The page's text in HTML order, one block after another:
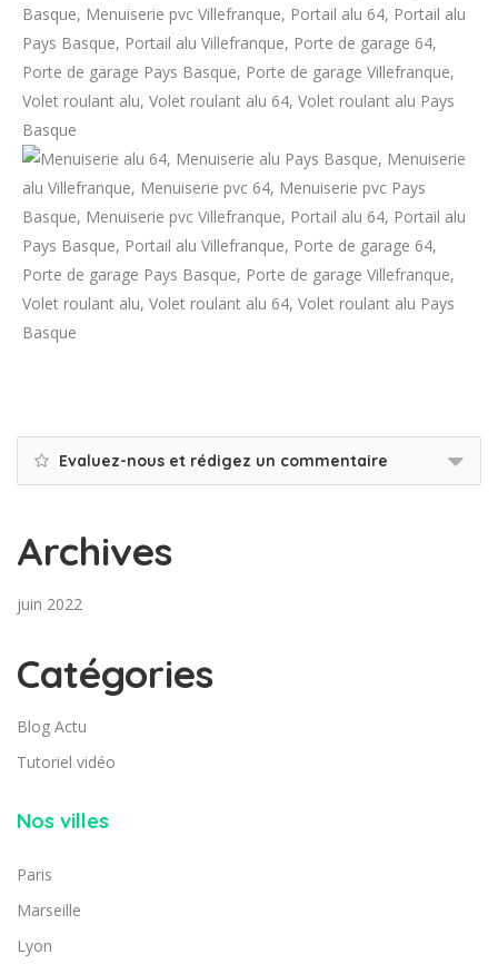
Evaluez-nous et rédigez un commentaire
Archives
juin 2022
Catégories
Blog Actu
Tutoriel vidéo
Nos villes
Paris
Marseille
Lyon